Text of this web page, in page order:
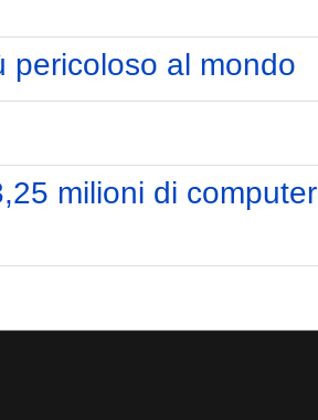
pericoloso al mondo
milioni di computer